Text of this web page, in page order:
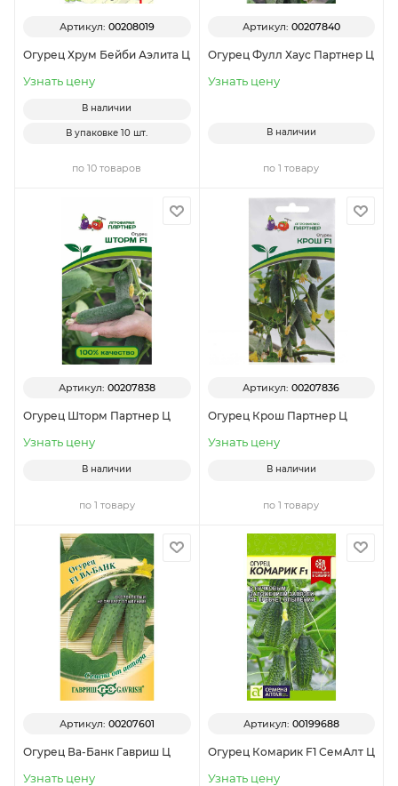
Артикул: 00208019
Огурец Хрум Бейби Аэлита Ц
Узнать цену
В наличии
В упаковке10 шт.
по 10 товаров
Артикул: 00207840
Огурец Фулл Хаус Партнер Ц
Узнать цену
В наличии
по 1 товару
Артикул: 00207838
Огурец Шторм Партнер Ц
Узнать цену
В наличии
по 1 товару
Артикул:00207836
Огурец Крош Партнер Ц
Узнать цену
В наличии
по 1 товару
Артикул: 00207601
Огурец Ва-Банк Гавриш Ц
Узнать цену
Артикул: 00199688
Огурец Комарик F1 СемАлт Ц
Узнать цену